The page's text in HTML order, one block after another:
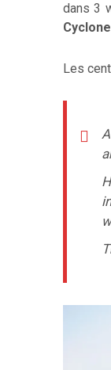
dans 3
Cyclone
Les